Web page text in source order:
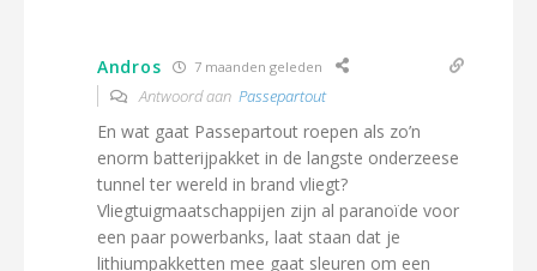
Andros 7 maanden geleden
Antwoord aan Passepartout
En wat gaat Passepartout roepen als zo’n
enorm batterijpakket in de langste onderzeese
tunnel ter wereld in brand vliegt?
Vliegtuigmaatschappijen zijn al paranoïde voor
een paar powerbanks, laat staan dat je
lithiumpakketten mee gaat sleuren om een